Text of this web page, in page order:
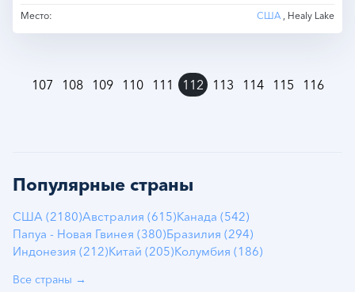
Место:
США , Healy Lake
107 108 109 110 111 112 113 114 115 116
Популярные страны
США (2180)Австралия (615)Канада (542)
Папуа - Новая Гвинея (380)Бразилия (294)
Индонезия (212)Китай (205)Колумбия (186)
Все страны →